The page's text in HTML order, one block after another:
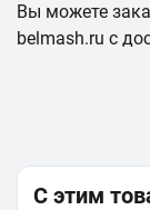
Вы можете
belmash.ru с
С этим